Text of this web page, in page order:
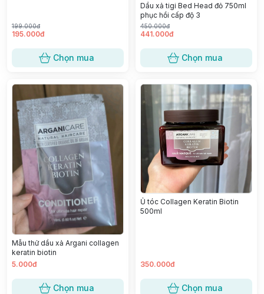
199.000đ
195.000đ
Chọn mua
Dầu xả tigi Bed Head đỏ 750ml
phục hồi cấp độ 3
450.000đ
441.000đ
Chọn mua
Mẫu thử dầu xả Argani collagen
keratin biotin
5.000đ
Chọn mua
Ủ tóc Collagen Keratin Biotin
500ml
350.000đ
Chọn mua